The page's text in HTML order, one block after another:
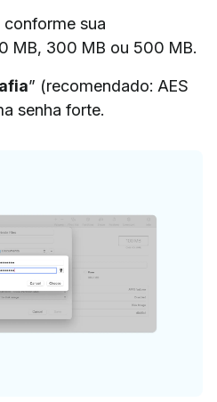
conforme sua
MB, 300 MB ou 500 MB.
” (recomendado: AES
senha forte.